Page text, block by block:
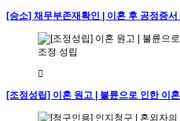
[승소] 채무부존재확인 | 이혼 후 공정증
[조정성립] 이혼 원고 | 불륜으로 인한 이